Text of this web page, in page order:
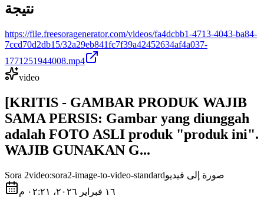
نتيجة
https://file.freesoragenerator.com/videos/fa4dcbb1-4713-4043-ba84-
7ccd70d2db15/32a29eb841fc7f39a42452634af4a037-
1771251944008.mp4
video
[KRITIS - GAMBAR PRODUK WAJIB
SAMA PERSIS: Gambar yang diunggah
adalah FOTO ASLI produk "produk ini".
WAJIB GUNAKAN G...
Sora 2video:sora2-image-to-video-standardصورة إلى فيديو
١٦ فبراير ٢٠٢٦، ٠٢:٢١ م